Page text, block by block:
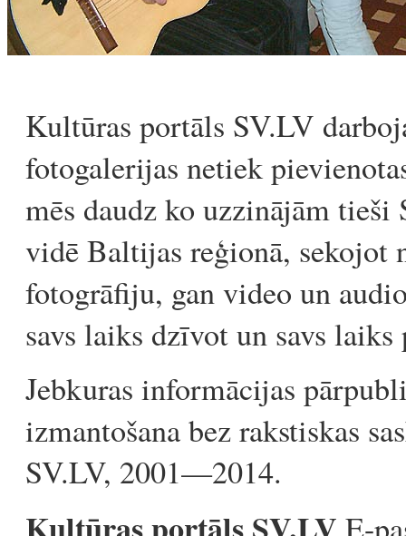
Kultūras portāls SV.LV
fotogalerijas netiek
mēs daudz ko uzzinājām
vidē Baltijas reģionā, sekojot
fotogrāfiju, gan video un
savs laiks dzīvot un savs
Jebkuras informācijas
izmantošana bez rakstiskas
SV.LV, 2001—2014.
E-